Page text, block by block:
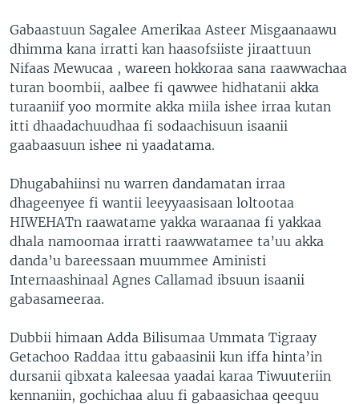
Gabaastuun Sagalee Amerikaa Asteer Misgaanaawu
dhimma kana irratti kan haasofsiiste jiraattuun
Nifaas Mewucaa , wareen hokkoraa sana raawwachaa
turan boombii, aalbee fi qawwee hidhatanii akka
turaaniif yoo mormite akka miila ishee irraa kutan
itti dhaadachuudhaa fi sodaachisuun isaanii
gaabaasuun ishee ni yaadatama.
Dhugabahiinsi nu warren dandamatan irraa
dhageenyee fi wantii leeyyaasisaan loltootaa
HIWEHATn raawatame yakka waraanaa fi yakkaa
dhala namoomaa irratti raawwatamee ta’uu akka
danda’u bareessaan muummee Aministi
Internaashinaal Agnes Callamad ibsuun isaanii
gabasameeraa.
Dubbii himaan Adda Bilisumaa Ummata Tigraay
Getachoo Raddaa ittu gabaasinii kun iffa hinta’in
dursanii qibxata kaleesaa yaadai karaa Tiwuuteriin
kennaniin, gochichaa aluu fi gabaasichaa qeequu